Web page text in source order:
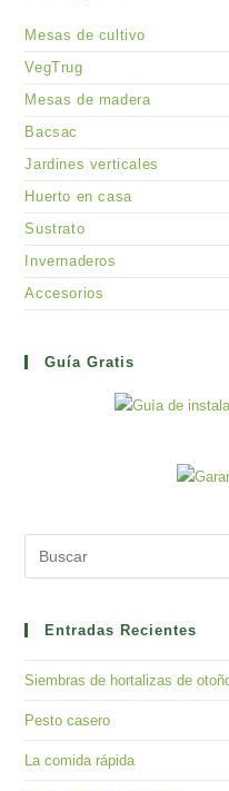
Mesas de cultivo
VegTrug
Mesas de madera
Bacsac
Jardines verticales
Huerto en casa
Sustrato
Invernaderos
Accesorios
Guía Gratis
Entradas Recientes
Siembras de hortalizas de
Pesto casero
La comida rápida